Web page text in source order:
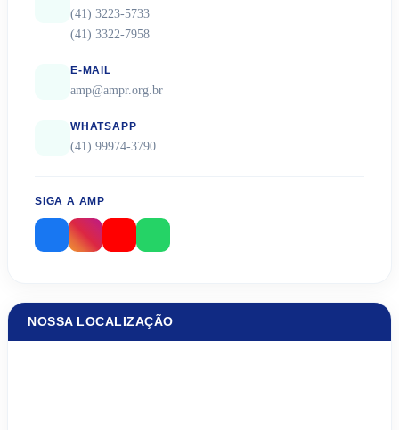
(41) 3223-5733
(41) 3322-7958
E-MAIL
amp@ampr.org.br
WHATSAPP
(41) 99974-3790
SIGA A AMP
NOSSA LOCALIZAÇÃO